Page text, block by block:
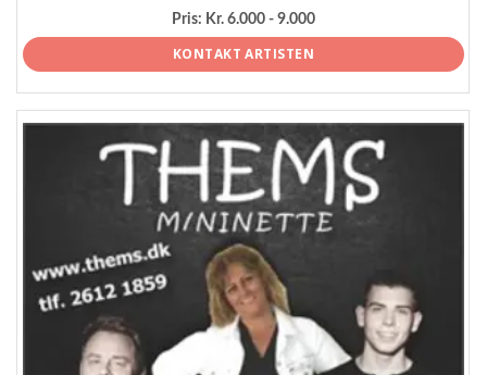
Pris: Kr. 6.000 - 9.000
KONTAKT ARTISTEN